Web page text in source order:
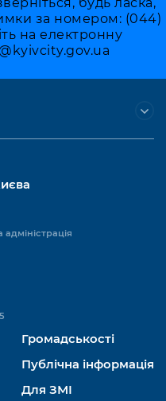
за номером: (044)
на електронну
Громадськості
Публічна інформація
Для ЗМІ